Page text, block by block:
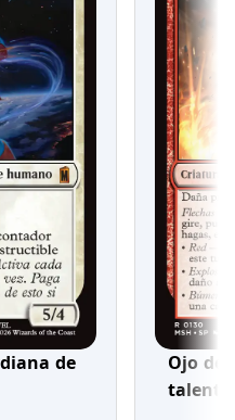
de
Ojo de